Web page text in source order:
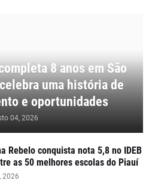
8 anos em São
uma história de
e oportunidades
04, 2026
Rebelo conquista nota 5,8 no IDEB
as 50 melhores escolas do Piauí
2026